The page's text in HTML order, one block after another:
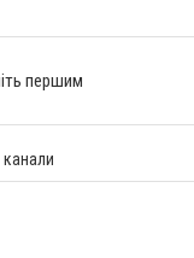
першим
канали